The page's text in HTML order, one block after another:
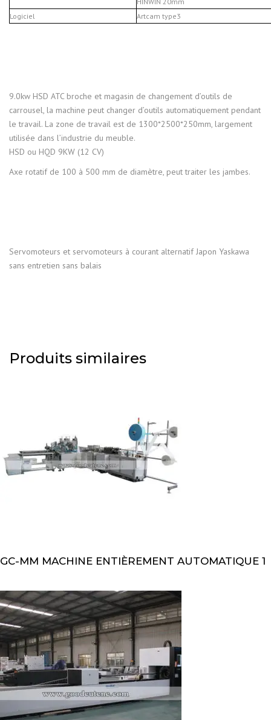
Logiciel
Artcam type3
9.0kw HSD ATC broche et magasin de changement d’outils de
carrousel, la machine peut changer d’outils automatiquement pendant
le travail. La zone de travail est de 1300*2500*250mm, largement
utilisée dans l’industrie du meuble.
HSD ou HQD 9KW (12 CV)
Axe rotatif de 100 à 500 mm de diamètre, peut traiter les jambes.
Servomoteurs et servomoteurs à courant alternatif Japon Yaskawa
sans entretien sans balais
Produits similaires
GC-MM MACHINE ENTIÈREMENT AUTOMATIQUE 1